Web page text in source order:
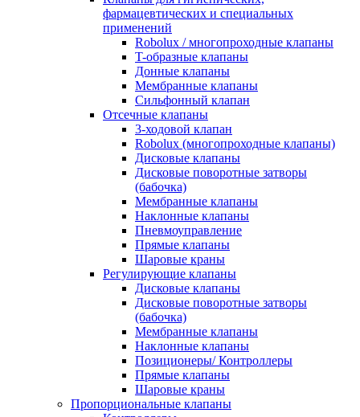
фармацевтических и специальных
применений
Robolux / многопроходные клапаны
T-образные клапаны
Донные клапаны
Мембранные клапаны
Сильфонный клапан
Отсечные клапаны
3-ходовой клапан
Robolux (многопроходные клапаны)
Дисковые клапаны
Дисковые поворотные затворы
(бабочка)
Мембранные клапаны
Наклонные клапаны
Пневмоуправление
Прямые клапаны
Шаровые краны
Регулирующие клапаны
Дисковые клапаны
Дисковые поворотные затворы
(бабочка)
Мембранные клапаны
Наклонные клапаны
Позиционеры/ Контроллеры
Прямые клапаны
Шаровые краны
Пропорциональные клапаны